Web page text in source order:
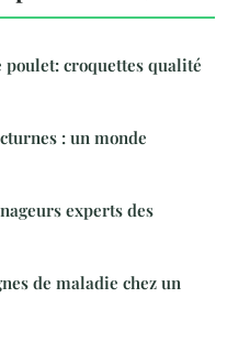
croquettes qualité
: un monde
experts des
de maladie chez un